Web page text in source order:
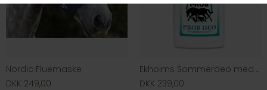
Nordic Fluemaske
DKK 249,00
Ekholms Sommerdeo med tjære 750 ml.
DKK 239,00